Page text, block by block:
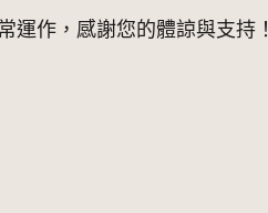
運作，感謝您的體諒與支持！